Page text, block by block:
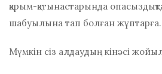
қарым-қатынастарында
шабуылына тап болған жұптарға.
Мүмкін сіз алдаудың кінәсі